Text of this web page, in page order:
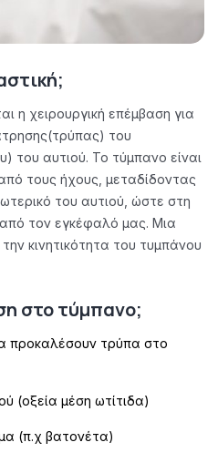
η χειρουργική επέμβαση για
του
του αυτιού. Το τύμπανο είναι
τους ήχους, μεταδίδοντας
του αυτιού, ώστε στη
από τον εγκέφαλό μας. Μια
κινητικότητα του τυμπάνου
στο τύμπανο;
προκαλέσουν τρύπα στο
(οξεία μέση ωτίτιδα)
(π.χ βατονέτα)